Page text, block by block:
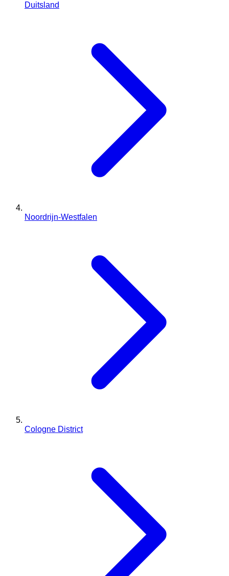
Duitsland
Noordrijn-Westfalen
Cologne District